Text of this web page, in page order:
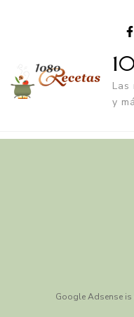
Las
y
Google Adsense